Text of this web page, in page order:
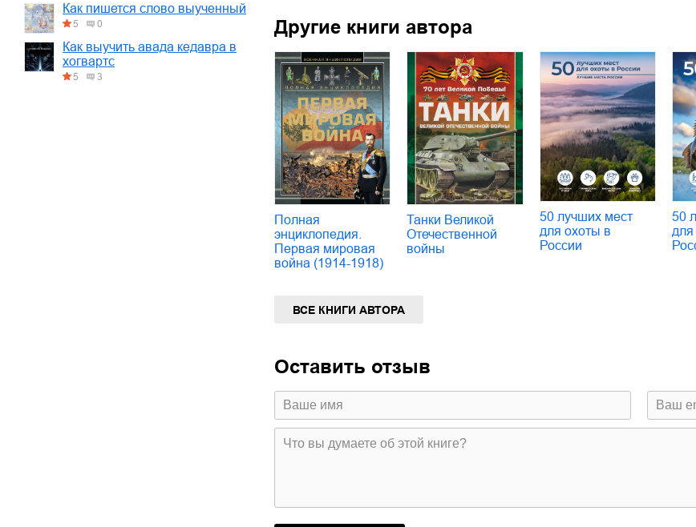
Как пишется слово выученный
5 0
Как выучить авада кедавра в
хогвартс
5 3
Другие книги автора
Полная
энциклопедия.
Первая мировая
война (1914-1918)
Танки Великой
Отечественной
войны
50 лучших мест
для охоты в
России
50
ВСЕ КНИГИ АВТОРА
Оставить отзыв